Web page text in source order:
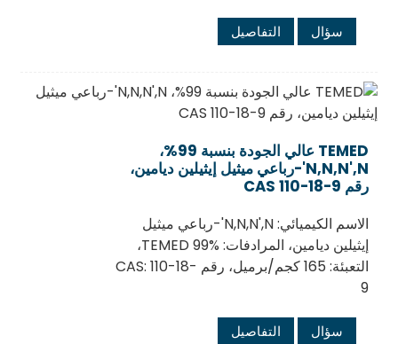
سؤال التفاصيل
TEMED عالي الجودة بنسبة 99%،
N,N,N',N'-رباعي ميثيل إيثيلين ديامين،
رقم CAS 110-18-9
الاسم الكيميائي: N,N,N',N'-رباعي ميثيل
إيثيلين ديامين، المرادفات: TEMED 99%،
التعبئة: 165 كجم/برميل، رقم CAS: 110-18-
9
سؤال التفاصيل